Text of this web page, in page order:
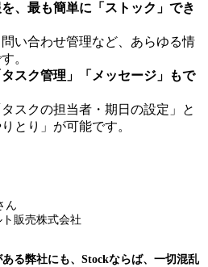
、最も簡単に「ストック」でき
い合わせ管理など、あらゆる情
。
スク管理」「メッセージ」もで
スクの担当者・期日の設定」と
とり」が可能です。
ん
販売株式会社
る弊社にも、Stockならば、一切混乱